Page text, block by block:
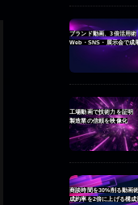
ブランド動画、3倍活用術
Web・SNS・展示会で成
工場動画で技術力を証明
製造業の信頼を映像化
商談時間を30%削る動画術
成約率を2倍に上げる構成